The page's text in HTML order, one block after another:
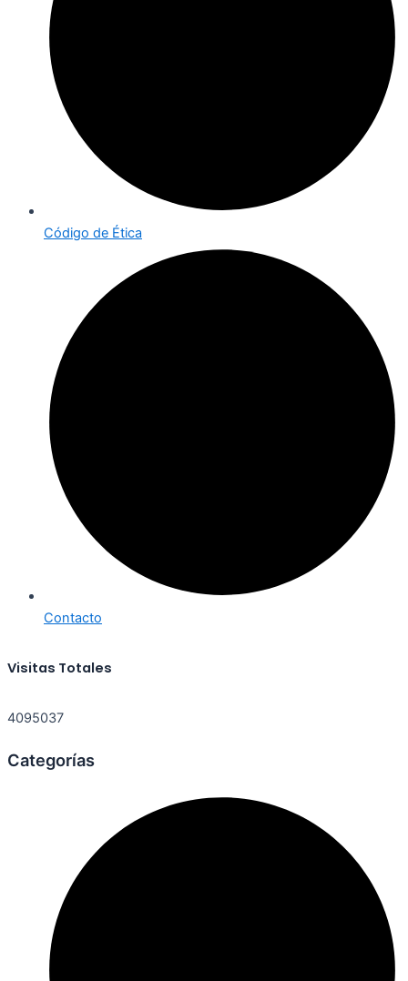
Código de Ética
Contacto
Visitas Totales
4095037
Categorías